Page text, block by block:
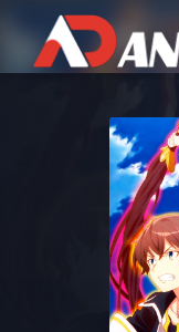
Авторизация
Запомнить